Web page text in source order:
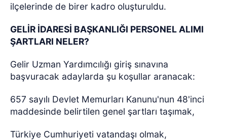
ilçelerinde de birer kadro oluşturuldu.
GELİR İDARESİ BAŞKANLIĞI PERSONEL ALIMI
ŞARTLARI NELER?
Gelir Uzman Yardımcılığı giriş sınavına
başvuracak adaylarda şu koşullar aranacak:
657 sayılı Devlet Memurları Kanunu'nun 48'inci
maddesinde belirtilen genel şartları taşımak,
Türkiye Cumhuriyeti vatandaşı olmak,